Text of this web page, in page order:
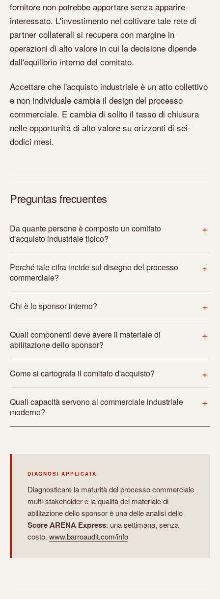
fornitore non potrebbe apportare senza apparire
interessato. L'investimento nel coltivare tale rete di
partner collaterali si recupera con margine in
operazioni di alto valore in cui la decisione dipende
dall'equilibrio interno del comitato.
Accettare che l'acquisto industriale è un atto collettivo
e non individuale cambia il design del processo
commerciale. E cambia di solito il tasso di chiusura
nelle opportunità di alto valore su orizzonti di sei-
dodici mesi.
Preguntas frecuentes
Da quante persone è composto un comitato
d'acquisto industriale tipico?
Perché tale cifra incide sul disegno del processo
commerciale?
Chi è lo sponsor interno?
Quali componenti deve avere il materiale di
abilitazione dello sponsor?
Come si cartografa il comitato d'acquisto?
Quali capacità servono al commerciale industriale
moderno?
DIAGNOSI APPLICATA
Diagnosticare la maturità del processo commerciale
multi-stakeholder e la qualità del materiale di
abilitazione dello sponsor è una delle analisi dello
Score ARENA Express: una settimana, senza
costo. www.barroaudit.com/info